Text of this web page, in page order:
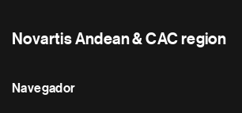
Novartis Andean & CAC region
Navegador